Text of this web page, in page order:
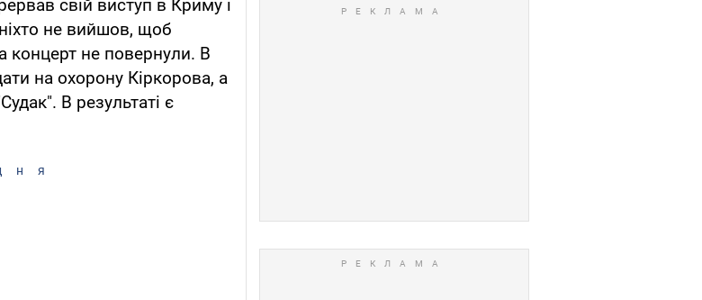
свій виступ в Криму і
не вийшов, щоб
концерт не повернули. В
на охорону Кіркорова, а
В результаті є